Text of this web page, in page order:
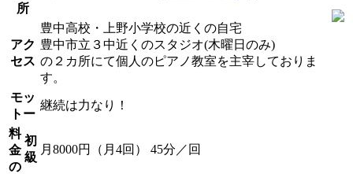
所
アク
セス
豊中高校・上野小学校の近くの自宅
豊中市立３中近くのスタジオ(木曜日のみ)
の２カ所にて個人のピアノ教室を主宰しておりま
す。
モッ
トー
継続は力なり！
料
金
の
初
級
月8000円（月4回） 45分／回